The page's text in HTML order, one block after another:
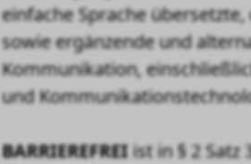
einfache Sprache
sowie ergänzende und
Kommunikation,
und
BARRIEREFREIist in § 2 Satz